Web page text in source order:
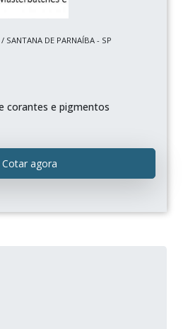
SANTANA DE PARNAÍBA - SP
corantes e pigmentos
Cotar agora